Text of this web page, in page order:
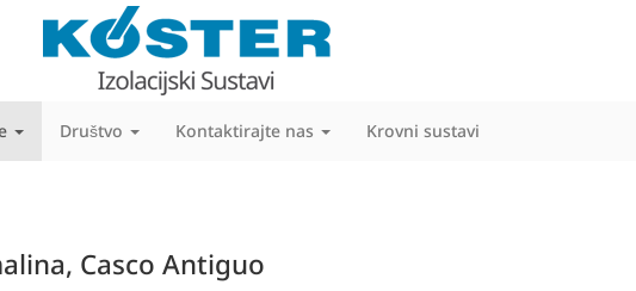
Društvo Kontaktirajte nas Krovni sustavi
Casco Antiguo